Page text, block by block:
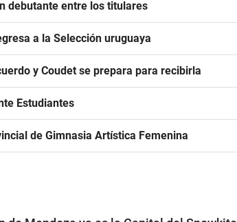
debutante entre los titulares
a la Selección uruguaya
y Coudet se prepara para recibirla
Estudiantes
de Gimnasia Artística Femenina